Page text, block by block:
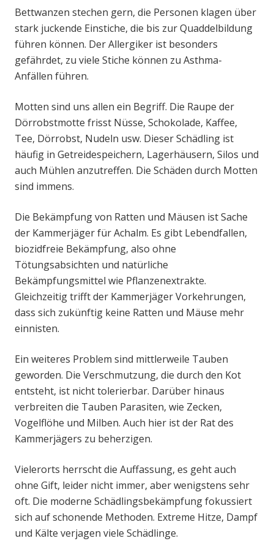
Bettwanzen stechen gern, die Personen klagen über
stark juckende Einstiche, die bis zur Quaddelbildung
führen können. Der Allergiker ist besonders
gefährdet, zu viele Stiche können zu Asthma-
Anfällen führen.
Motten sind uns allen ein Begriff. Die Raupe der
Dörrobstmotte frisst Nüsse, Schokolade, Kaffee,
Tee, Dörrobst, Nudeln usw. Dieser Schädling ist
häufig in Getreidespeichern, Lagerhäusern, Silos und
auch Mühlen anzutreffen. Die Schäden durch Motten
sind immens.
Die Bekämpfung von Ratten und Mäusen ist Sache
der Kammerjäger für Achalm. Es gibt Lebendfallen,
biozidfreie Bekämpfung, also ohne
Tötungsabsichten und natürliche
Bekämpfungsmittel wie Pflanzenextrakte.
Gleichzeitig trifft der Kammerjäger Vorkehrungen,
dass sich zukünftig keine Ratten und Mäuse mehr
einnisten.
Ein weiteres Problem sind mittlerweile Tauben
geworden. Die Verschmutzung, die durch den Kot
entsteht, ist nicht tolerierbar. Darüber hinaus
verbreiten die Tauben Parasiten, wie Zecken,
Vogelflöhe und Milben. Auch hier ist der Rat des
Kammerjägers zu beherzigen.
Vielerorts herrscht die Auffassung, es geht auch
ohne Gift, leider nicht immer, aber wenigstens sehr
oft. Die moderne Schädlingsbekämpfung fokussiert
sich auf schonende Methoden. Extreme Hitze, Dampf
und Kälte verjagen viele Schädlinge.